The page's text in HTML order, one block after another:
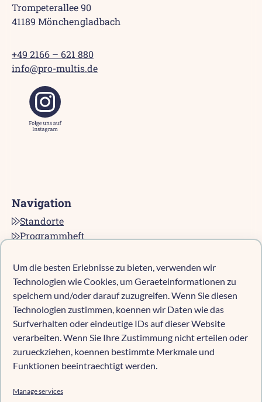
Um die besten Erlebnisse zu bieten, verwenden wir
Technologien wie Cookies, um Geraeteinformationen zu
speichern und/oder darauf zuzugreifen. Wenn Sie diesen
Technologien zustimmen, koennen wir Daten wie das
Surfverhalten oder eindeutige IDs auf dieser Website
verarbeiten. Wenn Sie Ihre Zustimmung nicht erteilen oder
zurueckziehen, koennen bestimmte Merkmale und
Funktionen beeintraechtigt werden.
Manage services
Trompeterallee 90
41189 Mönchengladbach
+49 2166 – 621 880
info@pro-multis.de
Navigation
Standorte
Programmheft
Karriere bei pro multis
Impressum
Datenschutz
Cookie-Richtlinie (EU)
Kind anmelden
Kita-Navigator Kreis Heinsberg